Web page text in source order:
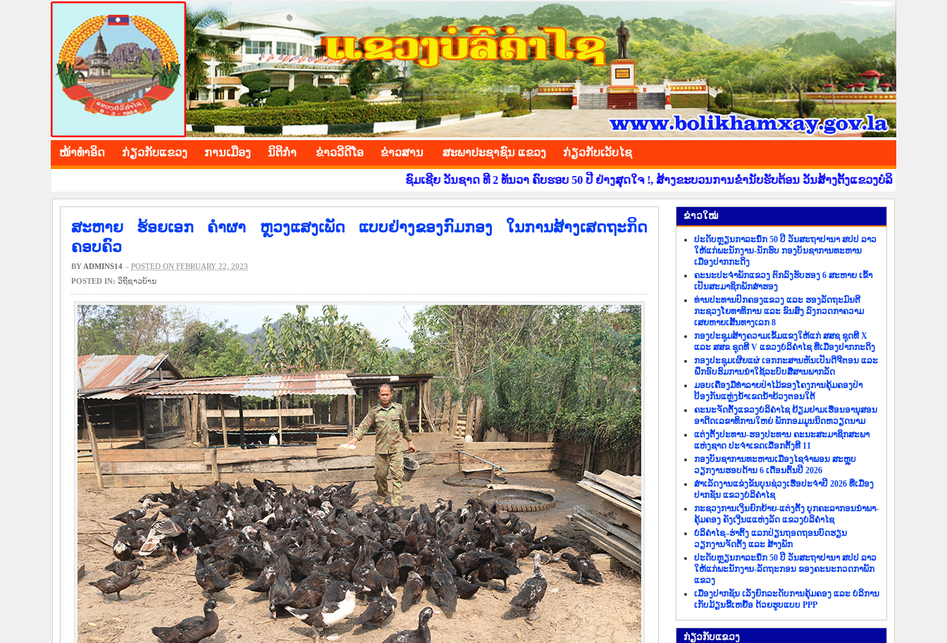
BOLIKHAMXAY PROVINCE
ໜ້າ​ທຳ​ອິດ ​ກ່ຽວ​ກັບ​ແຂວງ ​ການ​ເມືອງ ນິ​ຕິ​ກຳ ຂ່າວ​ວີ​ດີ​ໂອ ​ຂ່າວ​ສານ ສະພາປະຊາຊົນ ແຂວງ ​ກ່ຽວ​ກັບ​ເວັບ​ໄຊ
ຊົມເຊີຍ ວັນຊາດ ທີ 2 ທັນວາ ຄົບຮອບ 50 ປີ ຢ່າງສຸດໃຈ !, ສ້າງຂະບວນການຂໍ່ານັບຮັບຕ້ອນ ວັນສ້າງຕັ້ງແຂວງບໍລິຄຳໄຊ ຄົບຮອບ 41 ປີ ວັ
ສະຫາຍ ຮ້ອຍເອກ ຄໍາຜາ ຫຼວງແສງເພັດ ແບບຢ່າງຂອງກົມກອງ ໃນການສ້າງເສດຖະກິດ
ຄອບຄົວ
BY ADMINS14 – POSTED ON FEBRUARY 22, 2023
POSTED IN: ​ວິ​ຖີ​ຊາວ​ບ້ານ
​ຂ່າວ​ໃໝ່
ປະດັບຫຼຽນກາລະນຶກ 50 ປີ ວັນສະຖາປານາ ສປປ ລາວ
ໃຫ້ແກ່ພະນັກງານ-ນັກຮົບ ກອງບັນຊາການທະຫານ
ເມືອງປາກກະດິງ
ຄະນະປະຈຳພັກແຂວງ ຕົກລົງຮັບຮອງ 6 ສະຫາຍ ເຂົ້າ
ເປັນສະມາຊິກພັກສຳຮອງ
ທ່ານປະທານປົກຄອງແຂວງ ແລະ ຮອງລັດຖະມົນຕີ
ກະຊວງໂຍທາທິການ ແລະ ຂົນສົ່ງ ລົງກວດກາຄວາມ
ເສຍຫາຍເສັ້ນທາງເລກ 8
ກອງປະຊຸມສ້າງຄວາມເຂັ້ມແຂງໃຫ້ແກ່ ສສຊ ຊຸດທີ X
ແລະ ສສຂ ຊຸດທີ V ແຂວງບໍລິຄຳໄຊ ທີ່ເມືອງປາກກະດິງ
ກອງປະຊຸມເຜີຍແຜ່ ເອກກະສານຫັນເປັນດີຈີຕອນ ແລະ
ຝຶກອົບຮົມການນຳໃຊ້ລະບົບສື່ສານພາກລັດ
ມອບເຄື່ອງມືທຳລາຍປ່າໄມ້ຂອງໂຄງການຄຸ້ມຄອງປ່າ
ປ້ອງກັນແຫຼ່ງນ້ຳເຂດນ້ຳຍ້ວງຕອນໃຕ້
ຄະນະຈັດຕັ້ງແຂວງບໍລິຄຳໄຊ ຢ້ຽມຢາມເຮືອນອານຸສອນ
ອາດີດເລຂາທິການໃຫຍ່ ພັກກອມມູນນິດຫວຽດນາມ
ແຕ່ງຕັ້ງປະທານ-ຮອງປະທານ ຄະນະສະມາຊິກສະພາ
ແຫ່ງຊາດ ປະຈຳເຂດເລືອກຕັ້ງທີ 11
ກອງບັນຊາການທະຫານເມືອງໄຊຈຳພອນ ສະຫຼຸບ
ວຽກງານຮອບດ້ານ 6 ເດືອນຕົ້ນປີ 2026
ສຳເລັດງານແຂ່ງຂັນບຸນຊ່ວງເຮືອປະຈຳປີ 2026 ທີ່ເມືອງ
ປາກຊັນ ແຂວງບໍລິຄຳໄຊ
ກະຊວງການເງິນຍົກຍ້າຍ-ແຕ່ງຕັ້ງ ບຸກຄະລາກອນນຳພາ-
ຄຸ້ມຄອງ ຄັງເງີນແແຫ່ງລັດ ແຂວງບໍລິຄຳໄຊ
ບໍລິຄຳໄຊ–ຮ່າຕິ້ງ ແລກປ່ຽນຖອດຖອນບົດຮຽນ
ວຽກງານຈັດຕັ້ງ ແລະ ສ້າງພັກ
ປະດັບຫຼຽນກາລະນຶກ 50 ປີ ວັນສະຖາປານາ ສປປ ລາວ
ໃຫ້ແກ່ພະນັກງານ-ລັດຖະກອນ ຂອງຄະນະກວດກາພັກ
ແຂວງ
ເມືອງປາກຊັນ ເລັ່ງຍົກລະດັບການຄຸ້ມຄອງ ແລະ ບໍລິການ
ເກັບມ້ຽນຂີ້ເຫຍື້ອ ດ້ວຍຮູບແບບ PPP
ກ່ຽວ​ກັບ​ແຂວງ